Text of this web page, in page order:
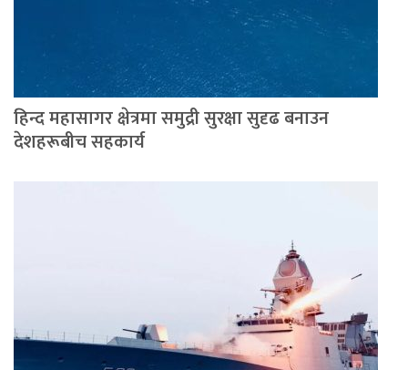
हिन्द महासागर क्षेत्रमा समुद्री सुरक्षा सुदृढ बनाउन
देशहरूबीच सहकार्य